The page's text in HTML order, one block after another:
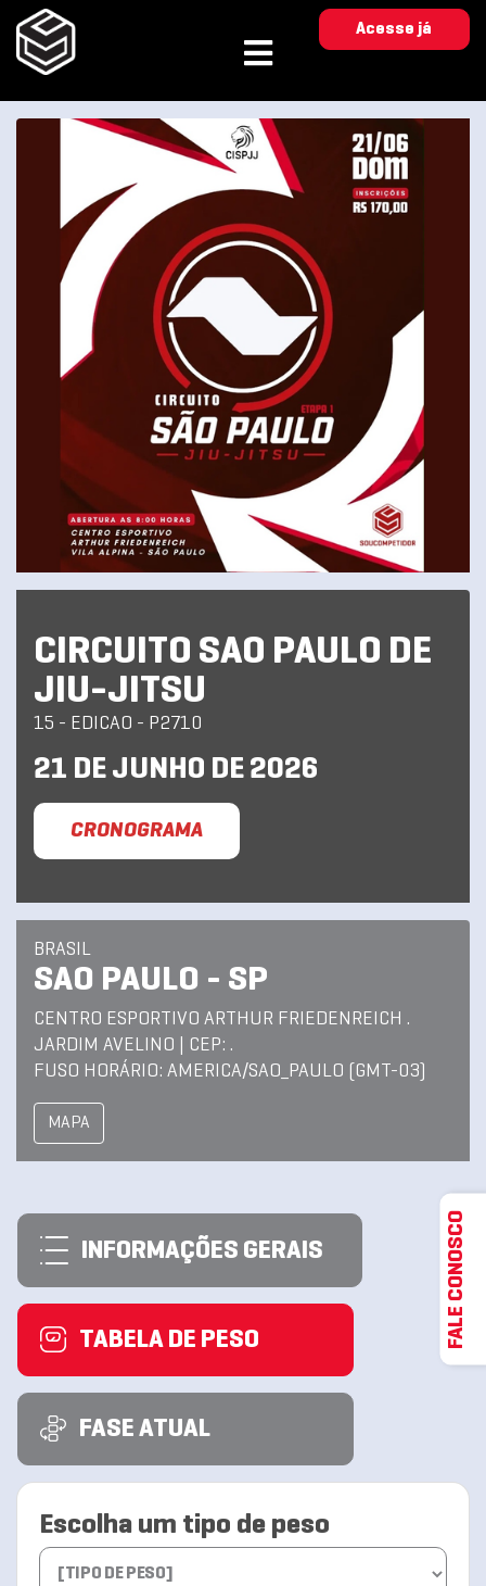
Acesse já
CIRCUITO SAO PAULO DE
JIU-JITSU
15 - EDICAO - P2710
21 DE JUNHO DE 2026
CRONOGRAMA
BRASIL
SAO PAULO - SP
CENTRO ESPORTIVO ARTHUR FRIEDENREICH .
JARDIM AVELINO | CEP: .
FUSO HORÁRIO: AMERICA/SAO_PAULO (GMT-03)
MAPA
INFORMAÇÕES GERAIS
TABELA DE PESO
FASE ATUAL
Escolha um tipo de peso
FALE CONOSCO